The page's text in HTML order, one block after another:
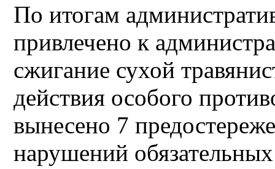
По итогам
привлечено к
сжигание сухой
действия особого
вынесено 7
нарушений